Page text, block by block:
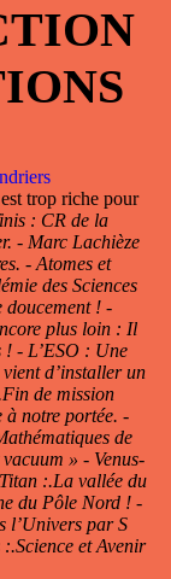
trop riche pour
: CR de la
- Marc Lachièze
- Atomes et
des Sciences
! -
plus loin : Il
! - L’ESO : Une
d’installer un
de mission
à notre portée. -
de
» - Venus-
:.La vallée du
du Pôle Nord ! -
l’Univers par S
et Avenir